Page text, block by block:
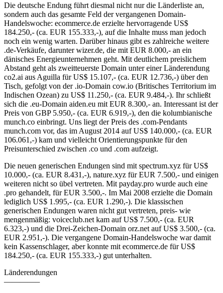
Die deutsche Endung führt diesmal nicht nur die Länderliste an,
sondern auch das gesamte Feld der vergangenen Domain-
Handelswoche: ecommerce.de erzielte hervorragende US$
184.250,- (ca. EUR 155.333,-), auf die Inhalte muss man jedoch
noch ein wenig warten. Darüber hinaus gibt es zahlreiche weitere
.de-Verkäufe, darunter wizer.de, die mit EUR 8.000,- an ein
dänisches Energieunternehmen geht. Mit deutlichem preislichem
Abstand geht als zweitteuerste Domain unter einer Länderendung
co2.ai aus Aguilla für US$ 15.107,- (ca. EUR 12.736,-) über den
Tisch, gefolgt von der .io-Domain cow.io (Britisches Territorium im
Indischen Ozean) zu US$ 11.250,- (ca. EUR 9.484,-). Ihr schließt
sich die .eu-Domain aiden.eu mit EUR 8.300,- an. Interessant ist der
Preis von GBP 5.950,- (ca. EUR 6.919,-), den die kolumbianische
munch.co einbringt. Uns liegt der Preis des .com-Pendants
munch.com vor, das im August 2014 auf US$ 140.000,- (ca. EUR
106.061,-) kam und vielleicht Orientierungspunkte für den
Preisunterschied zwischen .co und .com aufzeigt.
Die neuen generischen Endungen sind mit spectrum.xyz für US$
10.000,- (ca. EUR 8.431,-), nature.xyz für EUR 7.500,- und einigen
weiteren nicht so übel vertreten. Mit payday.pro wurde auch eine
.pro gehandelt, für EUR 3.500,-. Im Mai 2008 erzielte die Domain
lediglich US$ 1.995,- (ca. EUR 1.290,-). Die klassischen
generischen Endungen waren nicht gut vertreten, preis- wie
mengenmäßig: voiceclub.net kam auf US$ 7.500,- (ca. EUR
6.323,-) und die Drei-Zeichen-Domain orz.net auf US$ 3.500,- (ca.
EUR 2.951,-). Die vergangene Domain-Handelswoche war damit
kein Kassenschlager, aber konnte mit ecommerce.de für US$
184.250,- (ca. EUR 155.333,-) gut unterhalten.
Länderendungen
————–